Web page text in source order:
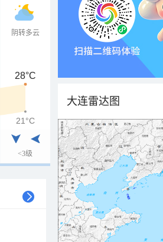
阴转多云
<3级
28°C
21°C
大连雷达图